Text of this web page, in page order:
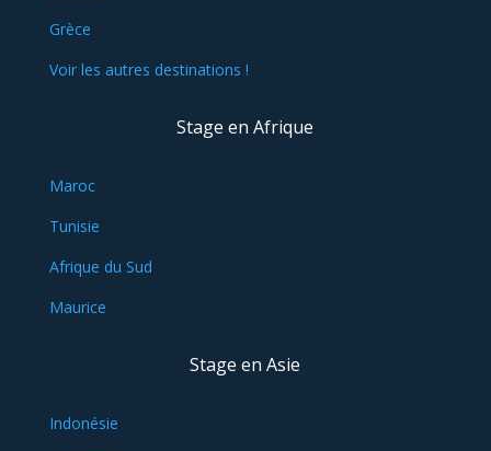
Grèce
Voir les autres destinations !
Stage en Afrique
Maroc
Tunisie
Afrique du Sud
Maurice
Stage en Asie
Indonésie